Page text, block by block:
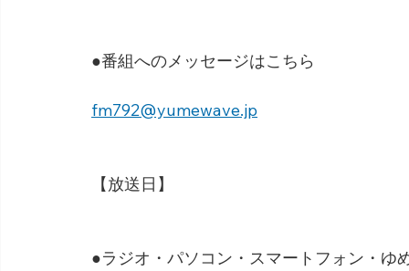
●番組へのメッセージはこちら
fm792@yumewave.jp
【放送日】
●ラジオ・パソコン・スマートフォン・ゆ